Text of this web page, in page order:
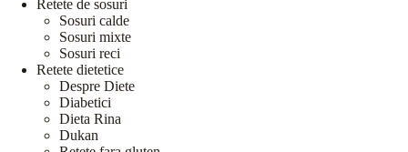
Retete de sosuri
Sosuri calde
Sosuri mixte
Sosuri reci
Retete dietetice
Despre Diete
Diabetici
Dieta Rina
Dukan